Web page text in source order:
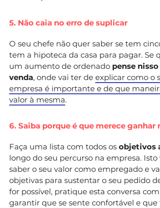
5. Não caia no erro de suplicar
O seu chefe não quer saber se tem
tem a hipoteca da casa para pagar. Se
um aumento de ordenado pense
venda, onde vai ter de explicar como o
empresa é importante e de que
valor à mesma.
6. Saiba porque é que merece ganhar
Faça uma lista com todos os objetivos
longo do seu percurso na empresa.
saber o seu valor como empregado e
objetivas para sustentar o seu pedido
for possível, pratique esta conversa
garantir que se sente confortável e